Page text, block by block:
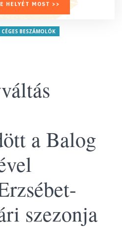
HELYÉT MOST >>
CÉGES BESZÁMOLÓK
a Balog
szezonja